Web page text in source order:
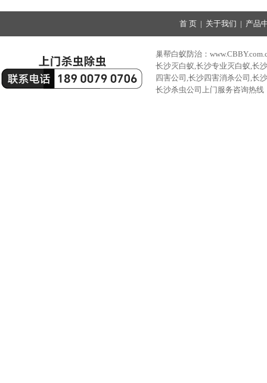
首 页 | 关于我们 | 产品
巢帮白蚁防治：
长沙灭白蚁,长沙专业灭白蚁,长
四害公司,长沙四害消杀公司,长
长沙杀虫公司上门服务咨询热